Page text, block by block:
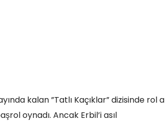
kalan ”Tatlı Kaçıklar” dizisinde rol
oynadı. Ancak Erbil’i asıl